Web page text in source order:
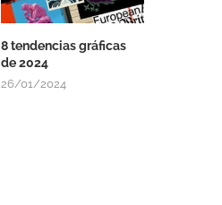
8 tendencias gráficas
de 2024
26/01/2024